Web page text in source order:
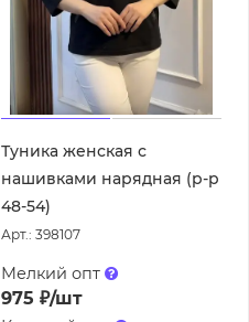
Туника женская с
нашивками нарядная (р-р
48-54)
Арт.: 398107
Мелкий опт
975 ₽/шт